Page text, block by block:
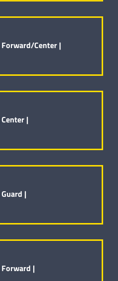
Forward/Center |
Center |
Guard |
Forward |